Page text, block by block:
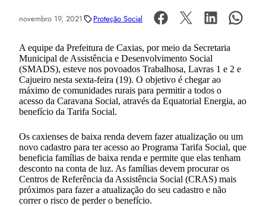
novembro 19, 2021 Proteção Social
A equipe da Prefeitura de Caxias, por meio da Secretaria
Municipal de Assistência e Desenvolvimento Social
(SMADS), esteve nos povoados Trabalhosa, Lavras 1 e 2 e
Cajueiro nesta sexta-feira (19). O objetivo é chegar ao
máximo de comunidades rurais para permitir a todos o
acesso da Caravana Social, através da Equatorial Energia, ao
benefício da Tarifa Social.
Os caxienses de baixa renda devem fazer atualização ou um
novo cadastro para ter acesso ao Programa Tarifa Social, que
beneficia famílias de baixa renda e permite que elas tenham
desconto na conta de luz. As famílias devem procurar os
Centros de Referência da Assistência Social (CRAS) mais
próximos para fazer a atualização do seu cadastro e não
correr o risco de perder o benefício.